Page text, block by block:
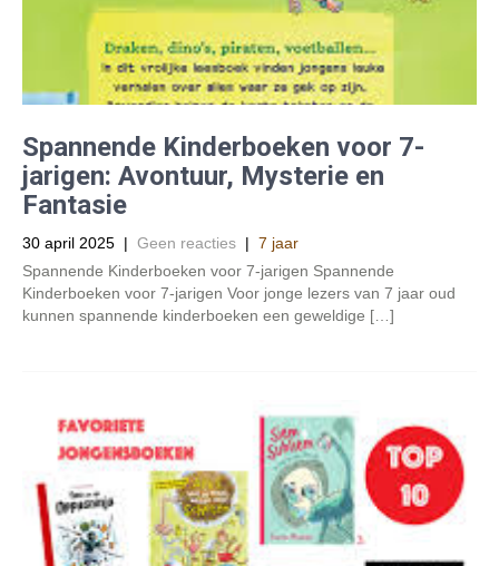
Spannende Kinderboeken voor 7-
jarigen: Avontuur, Mysterie en
Fantasie
30 april 2025 | Geen reacties | 7 jaar
Spannende Kinderboeken voor 7-jarigen Spannende
Kinderboeken voor 7-jarigen Voor jonge lezers van 7 jaar oud
kunnen spannende kinderboeken een geweldige […]